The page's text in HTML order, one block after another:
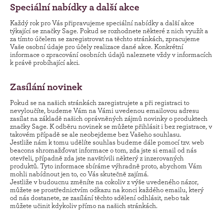
Speciální nabídky a další akce
Každý rok pro Vás připravujeme speciální nabídky a další akce
týkající se značky Sage. Pokud se rozhodnete některé z nich využít a
za tímto účelem se zaregistrovat na těchto stránkách, zpracujeme
Vaše osobní údaje pro účely realizace dané akce. Konkrétní
informace o zpracování osobních údajů naleznete vždy v informacích
k právě probíhající akci.
Zasílání novinek
Pokud se na našich stránkách zaregistrujete a při registraci to
nevyloučíte, budeme Vám na Vámi uvedenou emailovou adresu
zasílat na základě našich oprávněných zájmů novinky o produktech
značky Sage. K odběru novinek se můžete přihlásit i bez registrace, v
takovém případě se ale neobejdeme bez Vašeho souhlasu.
Jestliže nám k tomu udělíte souhlas budeme dále pomocí tzv. web
beacons shromažďovat informace o tom, zda jste si email od nás
otevřeli, případně zda jste navštívili některý z inzerovaných
produktů. Tyto informace sbíráme výhradně proto, abychom Vám
mohli nabídnout jen to, co Vás skutečně zajímá.
Jestliže v budoucnu změníte na cokoliv z výše uvedeného názor,
můžete se prostřednictvím odkazu na konci každého emailu, který
od nás dostanete, ze zasílání těchto sdělení odhlásit, nebo tak
můžete učinit kdykoliv přímo na našich stránkách.